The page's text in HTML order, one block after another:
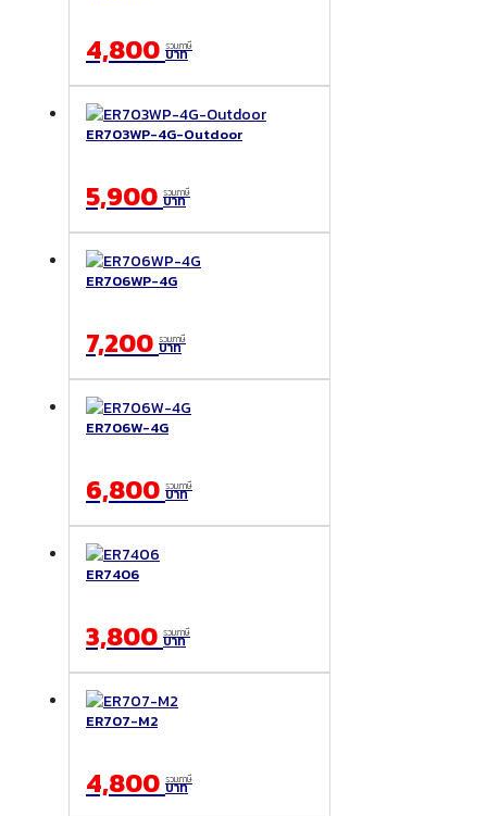
4,800 รวมภาษี
บาท
ER703WP-4G-Outdoor
5,900 รวมภาษี
บาท
ER706WP-4G
7,200 รวมภาษี
บาท
ER706W-4G
6,800 รวมภาษี
บาท
ER7406
3,800 รวมภาษี
บาท
ER707-M2
4,800 รวมภาษี
บาท